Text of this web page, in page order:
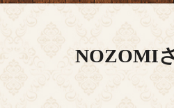
NOZOMI